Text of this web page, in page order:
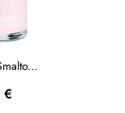
€